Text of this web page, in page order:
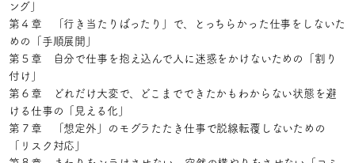
ング」
第４章 「行き当たりばったり」で、とっちらかった仕事をしないた
めの「手順展開」
第５章 自分で仕事を抱え込んで人に迷惑をかけないための「割り
付け」
第６章 どれだけ大変で、どこまでできたかもわからない状態を避
ける仕事の「見える化」
第７章 「想定外」のモグラたたき仕事で脱線転覆しないための
「リスク対応」